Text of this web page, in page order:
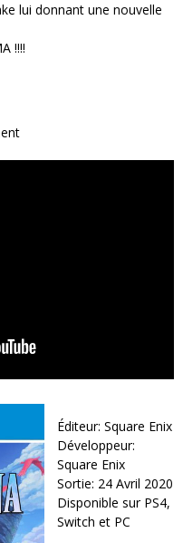
lui donnant une nouvelle
!!!!
Éditeur: Square Enix
Développeur:
Square Enix
Sortie: 24 Avril 2020
Disponible sur PS4,
Switch et PC